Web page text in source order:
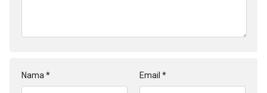
Nama * Email *